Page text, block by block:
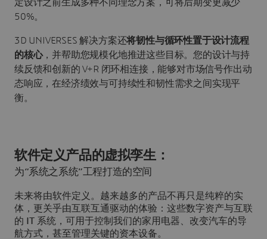
定设计之前生成多种不同理念方案，可将后期变更减少
50%。
3D UNIVERSES 解决方案还将韧性与循环性置于设计流程
的核心，并帮助您规模化地推进这些目标。您的设计与持
续反馈和创新的 V+R 闭环相连接，能够对市场信号作出动
态响应，在经济绩效与可持续性和韧性需求之间实现平
衡。
软件定义产品的虚拟孪生：
为“系统之系统”工程打造的空间
未来将由软件定义。越来越多的产品不再只是纯粹的实
体，更关乎由互联互通驱动的体验：这些数字资产与互联
的 IT 系统，可用于控制我们的家用电器、改变汽车的导
航方式，甚至管理关键的资本设备。